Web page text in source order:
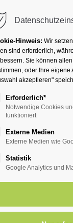
Ihr Heilbad
(Timeline)
Hinweis: Wir
sind erforderlich,
Sie können
oder Ihre eigene
akzeptieren"
Erforderlich*
Notwendige Cookies
funktioniert
Externe Medien
Externe Medien wie
Statistik
Google Analytics und